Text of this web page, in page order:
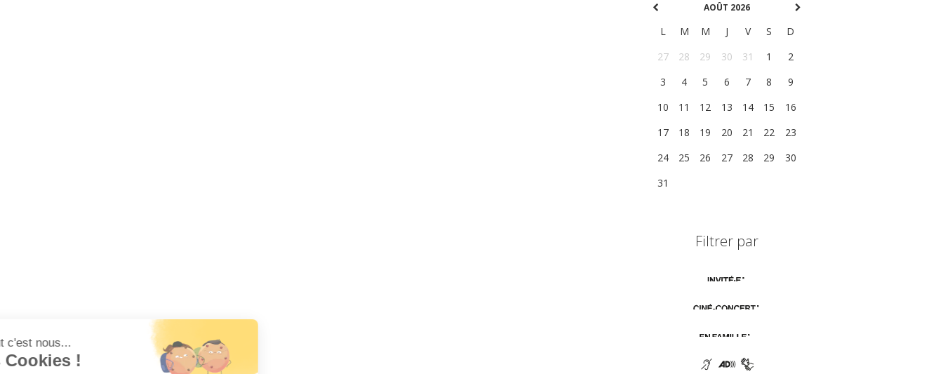
AOÛT 2026
L M M J V S
D
27
28 29 30 31 1
2
3
4 5 6 7 8
9
10
11 12 13 14 15
16
17
18 19 20 21 22
23
24
25 26 27 28 29
30
31
Filtrer par